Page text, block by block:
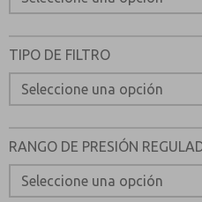
TIPO DE FILTRO
RANGO DE PRESIÓN